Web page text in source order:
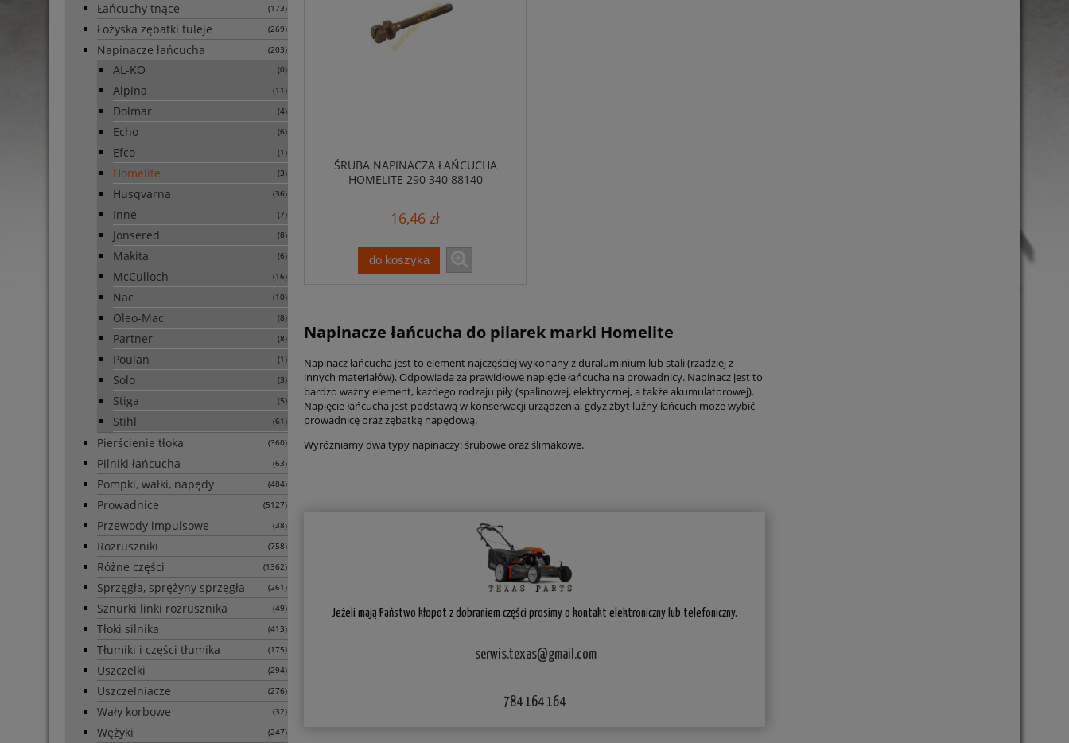
Łańcuchy tnące (173)
Łożyska zębatki tuleje (269)
Napinacze łańcucha (203)
AL-KO (0)
Alpina (11)
Dolmar (4)
Echo (6)
Efco (1)
Homelite (3)
Husqvarna (36)
Inne (7)
Jonsered (8)
Makita (6)
McCulloch (16)
Nac (10)
Oleo-Mac (8)
Partner (8)
Poulan (1)
Solo (3)
Stiga (5)
Stihl (61)
Pierścienie tłoka (360)
Pilniki łańcucha (63)
Pompki, wałki, napędy (484)
Prowadnice (5127)
Przewody impulsowe (38)
Rozruszniki (758)
Różne części (1362)
Sprzęgła, sprężyny sprzęgła (261)
Sznurki linki rozrusznika (49)
Tłoki silnika (413)
Tłumiki i części tłumika (175)
Uszczelki (294)
Uszczelniacze (276)
Wały korbowe (32)
Wężyki (247)
ŚRUBA NAPINACZA ŁAŃCUCHA
HOMELITE 290 340 88140
16,46 zł
do koszyka
Napinacze łańcucha do pilarek marki Homelite
Napinacz łańcucha jest to element najczęściej wykonany z duraluminium lub stali (rzadziej z
innych materiałów). Odpowiada za prawidłowe napięcie łańcucha na prowadnicy. Napinacz jest to
bardzo ważny element, każdego rodzaju piły (spalinowej, elektrycznej, a także akumulatorowej).
Napięcie łańcucha jest podstawą w konserwacji urządzenia, gdyż zbyt luźny łańcuch może wybić
prowadnicę oraz zębatkę napędową.
Wyróżniamy dwa typy napinaczy: śrubowe oraz ślimakowe.
Jeżeli mają Państwo kłopot z dobraniem części prosimy o kontakt elektroniczny lub telefoniczny.
serwis.texas@gmail.com
784 164 164